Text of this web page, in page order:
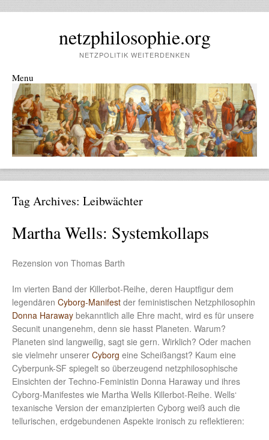
netzphilosophie.org
NETZPOLITIK WEITERDENKEN
Menu
Skip to content
Tag Archives: Leibwächter
Martha Wells: Systemkollaps
Rezension von Thomas Barth
Im vierten Band der Killerbot-Reihe, deren Hauptfigur dem
legendären Cyborg-Manifest der feministischen Netzphilosophin
Donna Haraway bekanntlich alle Ehre macht, wird es für unsere
Secunit unangenehm, denn sie hasst Planeten. Warum?
Planeten sind langweilig, sagt sie gern. Wirklich? Oder machen
sie vielmehr unserer Cyborg eine Scheißangst? Kaum eine
Cyberpunk-SF spiegelt so überzeugend netzphilosophische
Einsichten der Techno-Feministin Donna Haraway und ihres
Cyborg-Manifestes wie Martha Wells Killerbot-Reihe. Wells‘
texanische Version der emanzipierten Cyborg weiß auch die
tellurischen, erdgebundenen Aspekte ironisch zu reflektieren: